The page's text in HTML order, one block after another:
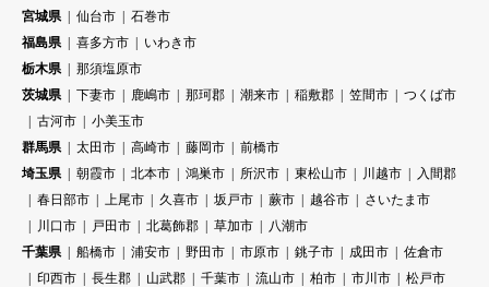
宮城県
仙台市
石巻市
福島県
喜多方市
いわき市
栃木県
那須塩原市
茨城県
下妻市 鹿嶋市 那珂郡 潮来市 稲敷郡 笠間市
つくば市
古河市
小美玉市
群馬県
太田市 高崎市 藤岡市
前橋市
埼玉県
朝霞市 北本市 鴻巣市 所沢市 東松山市 川越市
入間郡
春日部市
上尾市 久喜市 坂戸市 蕨市 越谷市
さいたま市
川口市
戸田市 北葛飾郡 草加市
八潮市
千葉県
船橋市 浦安市 野田市 市原市 銚子市 成田市
佐倉市
印西市
長生郡 山武郡 千葉市 流山市 柏市 市川市
松戸市